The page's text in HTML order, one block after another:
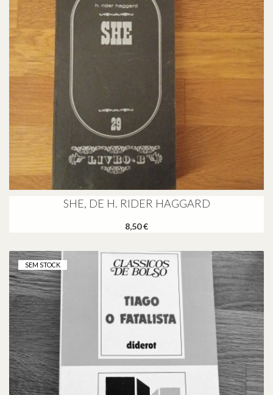
SHE, DE H. RIDER HAGGARD
8,50 €
SEM STOCK